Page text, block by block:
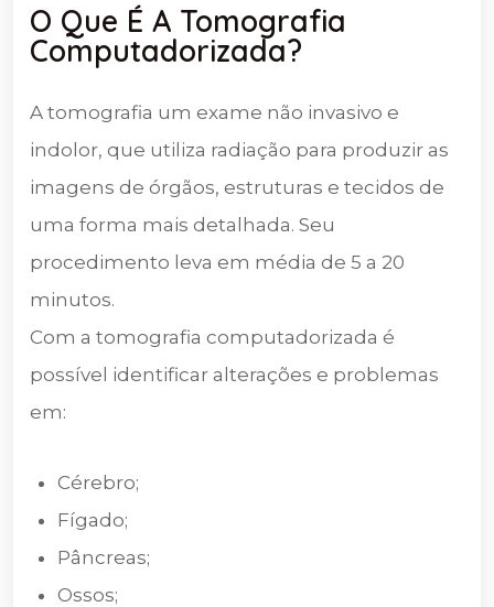
O Que É A Tomografia
Computadorizada?
A tomografia um exame não invasivo e
indolor, que utiliza radiação para produzir as
imagens de órgãos, estruturas e tecidos de
uma forma mais detalhada. Seu
procedimento leva em média de 5 a 20
minutos.
Com a tomografia computadorizada é
possível identificar alterações e problemas
em:
Cérebro;
Fígado;
Pâncreas;
Ossos;